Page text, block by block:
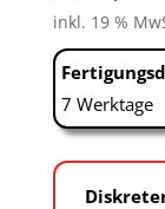
inkl. 19 %
7 Werktage